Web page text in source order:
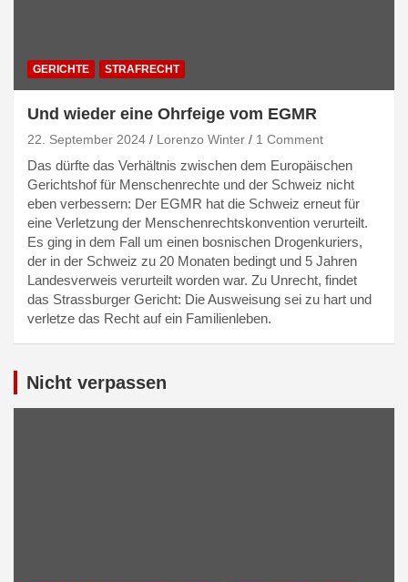
GERICHTE STRAFRECHT
Und wieder eine Ohrfeige vom EGMR
22. September 2024 Lorenzo Winter 1 Comment
Das dürfte das Verhältnis zwischen dem Europäischen
Gerichtshof für Menschenrechte und der Schweiz nicht
eben verbessern: Der EGMR hat die Schweiz erneut für
eine Verletzung der Menschenrechtskonvention verurteilt.
Es ging in dem Fall um einen bosnischen Drogenkuriers,
der in der Schweiz zu 20 Monaten bedingt und 5 Jahren
Landesverweis verurteilt worden war. Zu Unrecht, findet
das Strassburger Gericht: Die Ausweisung sei zu hart und
verletze das Recht auf ein Familienleben.
Nicht verpassen